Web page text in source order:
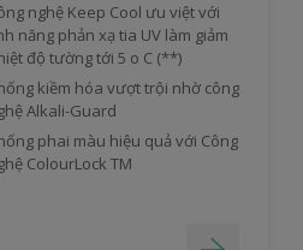
nghệ Keep Cool ưu việt với
năng phản xạ tia UV làm giảm
độ tường tới 5 o C (**)
kiềm hóa vượt trội nhờ công
Alkali-Guard
phai màu hiệu quả với Công
ColourLock TM